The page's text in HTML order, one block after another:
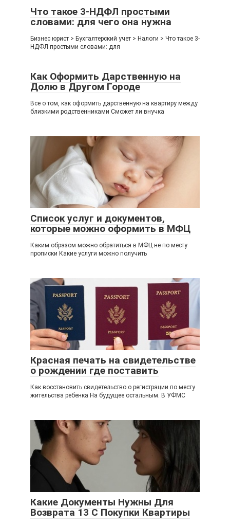
Что такое 3-НДФЛ простыми
словами: для чего она нужна
Бизнес юрист > Бухгалтерский учет > Налоги > Что такое 3-
НДФЛ простыми словами: для
Как Оформить Дарственную на
Долю в Другом Городе
Все о том, как оформить дарственную на квартиру между
близкими родственниками Сможет ли внучка
Список услуг и документов,
которые можно оформить в МФЦ
Каким образом можно обратиться в МФЦ не по месту
прописки Какие услуги можно получить
Красная печать на свидетельстве
о рождении где поставить
Как восстановить свидетельство о регистрации по месту
жительства ребенка На будущее остальным. В УФМС
Какие Документы Нужны Для
Возврата 13 С Покупки Квартиры